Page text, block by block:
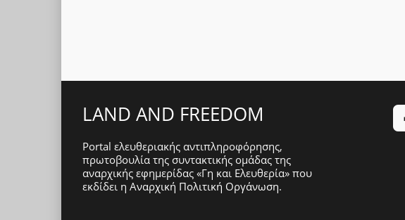
LAND AND FREEDOM
Portal ελευθεριακής αντιπληροφόρησης,
πρωτοβουλία της συντακτικής ομάδας της
αναρχικής εφημερίδας «Γη και Ελευθερία» που
εκδίδει η Αναρχική Πολιτική Οργάνωση.